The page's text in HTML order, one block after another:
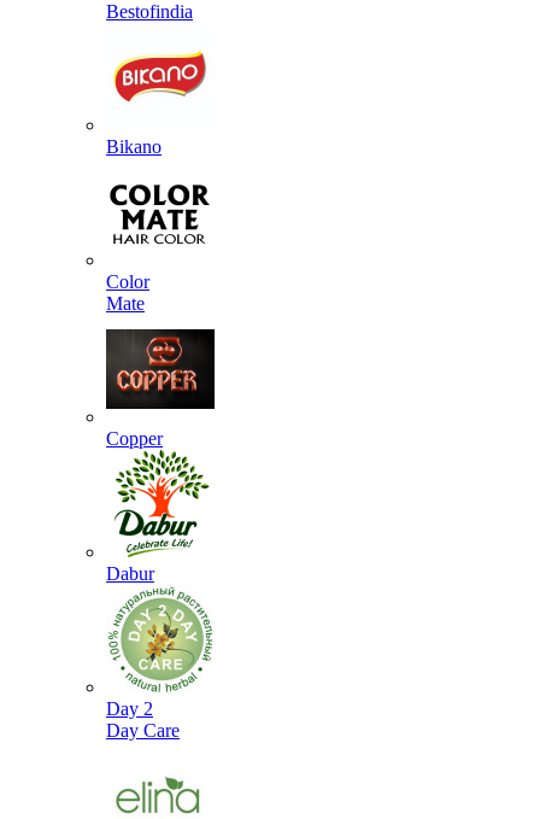
Bestofindia
Bikano
Color
Mate
Copper
Dabur
Day 2
Day Care